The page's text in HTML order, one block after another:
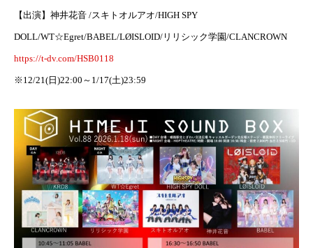
【出演】神井花音 /スキトオルアオ/HIGH SPY
DOLL/WT☆Egret/BABEL/LØISLOID/リリシック学園/CLANCROWN
https://t-dv.com/HSB0118
※12/21(日)22:00～1/17(土)23:59